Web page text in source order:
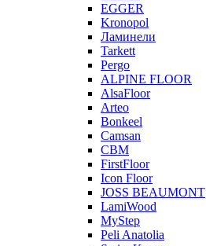
EGGER
Kronopol
Ламинели
Tarkett
Pergo
ALPINE FLOOR
AlsaFloor
Arteo
Bonkeel
Camsan
CBM
FirstFloor
Icon Floor
JOSS BEAUMONT
LamiWood
MyStep
Peli Anatolia